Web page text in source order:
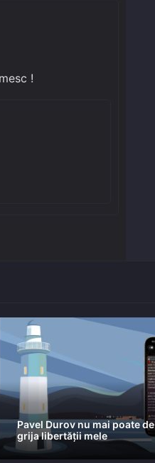
!
Pavel Durov nu mai poate de
grija libertății mele